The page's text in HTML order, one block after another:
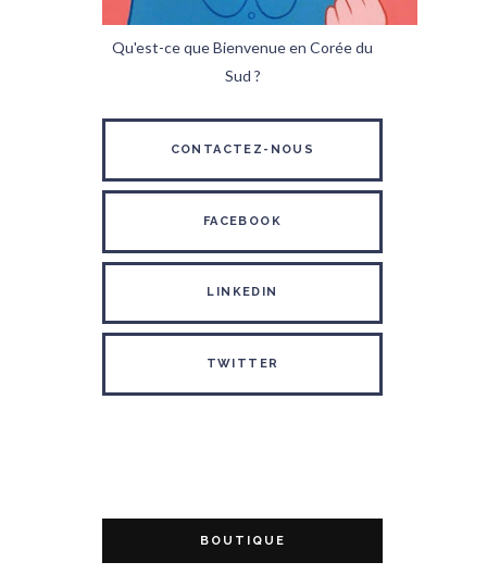
Qu'est-ce que Bienvenue en Corée du
Sud ?
CONTACTEZ-NOUS
FACEBOOK
LINKEDIN
TWITTER
BOUTIQUE